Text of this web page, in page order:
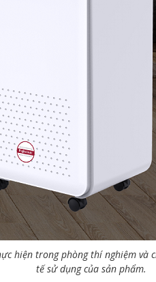
hiện trong phòng thí nghiệm
tế sử dụng của sản phẩm.